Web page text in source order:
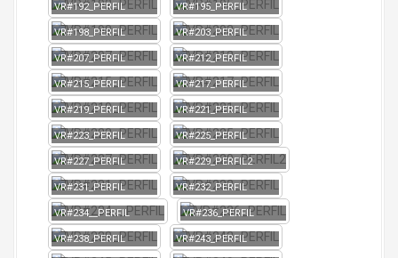
VR#192_PERFIL VR#195_PERFIL
VR#198_PERFIL VR#203_PERFIL
VR#207_PERFIL VR#212_PERFIL
VR#215_PERFIL VR#217_PERFIL
VR#219_PERFIL VR#221_PERFIL
VR#223_PERFIL VR#225_PERFIL
VR#227_PERFIL VR#229_PERFIL2
VR#231_PERFIL VR#232_PERFIL
VR#234__PERFIL VR#236_PERFIL
VR#238_PERFIL VR#243_PERFIL